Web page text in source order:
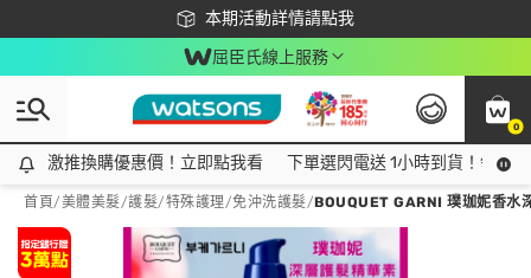
本期活動詳情請點我
下載app最高回饋$350
屈臣氏線上服務
0
激推換購優惠價！立即點我看
激推換購優惠價！立即點我看 下單選閃電送 1小時到貨！領神
首頁/美體美髮/護髮/特殊護理/免沖洗護髮/BOUQUET GARNI 璞珈妮香水